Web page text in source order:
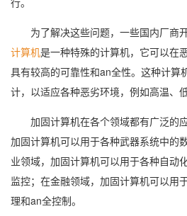
为了解决这些问题，一些国内厂商开
计算机是一种特殊的计算机，它可以在
具有较高的可靠性和an全性。这种计算
计，以适应各种恶劣环境，例如高温、
加固计算机在各个领域都有广泛的应
加固计算机可以用于各种武器系统中的
业领域，加固计算机可以用于各种自动
监控；在金融领域，加固计算机可以用
理和an全控制。